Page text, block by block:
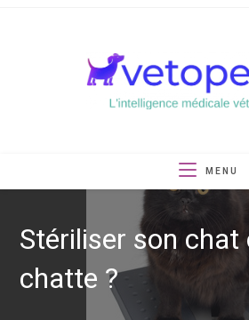
MENU
Stériliser son chat
chatte ?